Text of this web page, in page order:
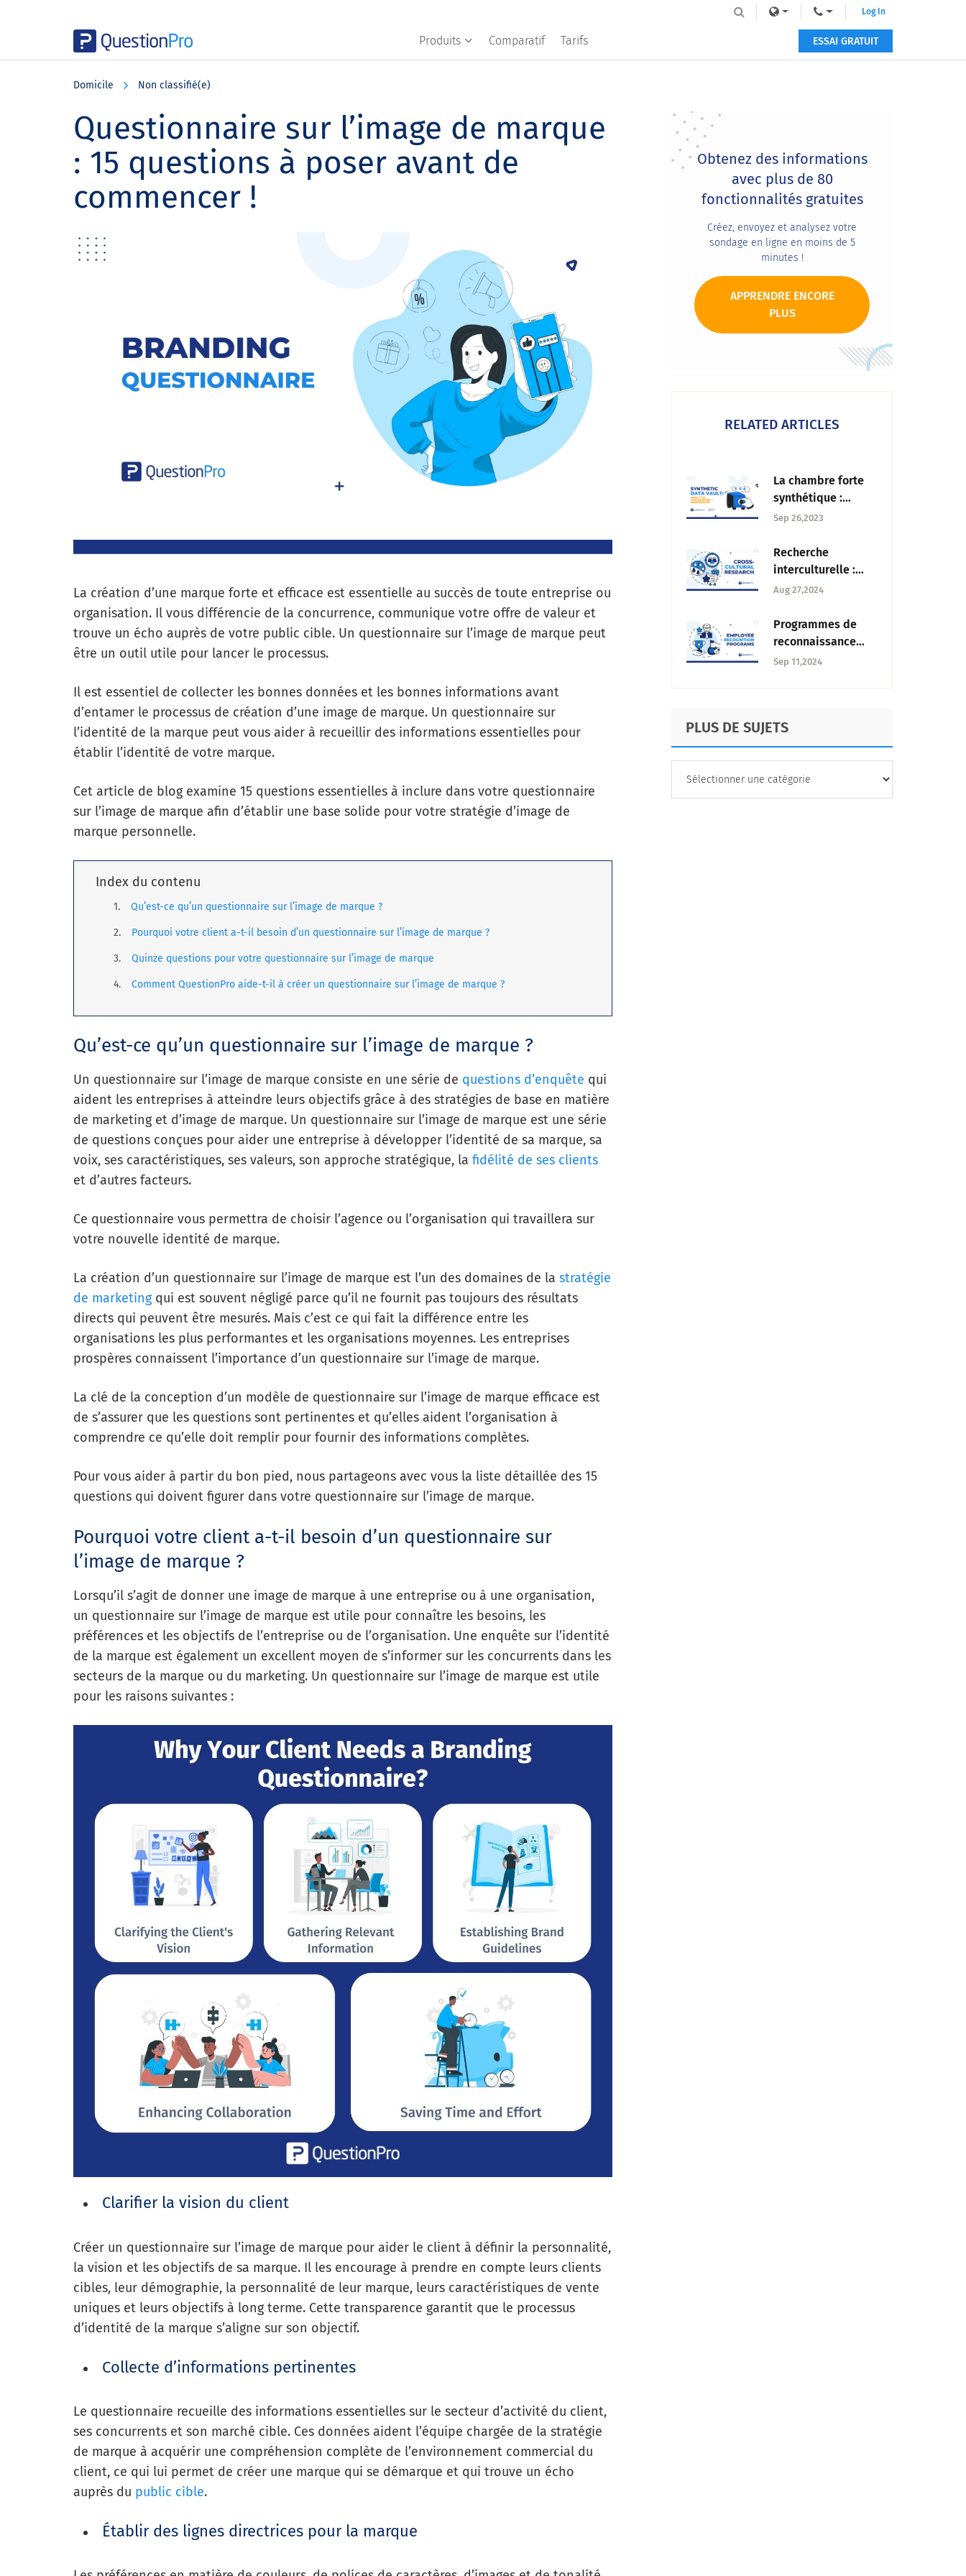
Produits Comparatif Tarifs
Log In
ESSAI GRATUIT
Domicile Non classifié(e)
Questionnaire sur l’image de marque
: 15 questions à poser avant de
commencer !
La création d’une marque forte et efficace est essentielle au succès de toute entreprise ou
organisation. Il vous différencie de la concurrence, communique votre offre de valeur et
trouve un écho auprès de votre public cible. Un questionnaire sur l’image de marque peut
être un outil utile pour lancer le processus.
Il est essentiel de collecter les bonnes données et les bonnes informations avant
d’entamer le processus de création d’une image de marque. Un questionnaire sur
l’identité de la marque peut vous aider à recueillir des informations essentielles pour
établir l’identité de votre marque.
Cet article de blog examine 15 questions essentielles à inclure dans votre questionnaire
sur l’image de marque afin d’établir une base solide pour votre stratégie d’image de
marque personnelle.
Index du contenu
Qu’est-ce qu’un questionnaire sur l’image de marque ?
Pourquoi votre client a-t-il besoin d’un questionnaire sur l’image de marque ?
Quinze questions pour votre questionnaire sur l’image de marque
Comment QuestionPro aide-t-il à créer un questionnaire sur l’image de marque ?
Qu’est-ce qu’un questionnaire sur l’image de marque ?
Un questionnaire sur l’image de marque consiste en une série de questions d’enquête qui
aident les entreprises à atteindre leurs objectifs grâce à des stratégies de base en matière
de marketing et d’image de marque. Un questionnaire sur l’image de marque est une série
de questions conçues pour aider une entreprise à développer l’identité de sa marque, sa
voix, ses caractéristiques, ses valeurs, son approche stratégique, la fidélité de ses clients
et d’autres facteurs.
Ce questionnaire vous permettra de choisir l’agence ou l’organisation qui travaillera sur
votre nouvelle identité de marque.
La création d’un questionnaire sur l’image de marque est l’un des domaines de la stratégie
de marketingqui est souvent négligé parce qu’il ne fournit pas toujours des résultats
directs qui peuvent être mesurés. Mais c’est ce qui fait la différence entre les
organisations les plus performantes et les organisations moyennes. Les entreprises
prospères connaissent l’importance d’un questionnaire sur l’image de marque.
La clé de la conception d’un modèle de questionnaire sur l’image de marque efficace est
de s’assurer que les questions sont pertinentes et qu’elles aident l’organisation à
comprendre ce qu’elle doit remplir pour fournir des informations complètes.
Pour vous aider à partir du bon pied, nous partageons avec vous la liste détaillée des 15
questions qui doivent figurer dans votre questionnaire sur l’image de marque.
Pourquoi votre client a-t-il besoin d’un questionnaire sur
l’image de marque ?
Lorsqu’il s’agit de donner une image de marque à une entreprise ou à une organisation,
un questionnaire sur l’image de marque est utile pour connaître les besoins, les
préférences et les objectifs de l’entreprise ou de l’organisation. Une enquête sur l’identité
de la marque est également un excellent moyen de s’informer sur les concurrents dans les
secteurs de la marque ou du marketing. Un questionnaire sur l’image de marque est utile
pour les raisons suivantes :
Clarifier la vision du client
Créer un questionnaire sur l’image de marque pour aider le client à définir la personnalité,
la vision et les objectifs de sa marque. Il les encourage à prendre en compte leurs clients
cibles, leur démographie, la personnalité de leur marque, leurs caractéristiques de vente
uniques et leurs objectifs à long terme. Cette transparence garantit que le processus
d’identité de la marque s’aligne sur son objectif.
Collecte d’informations pertinentes
Le questionnaire recueille des informations essentielles sur le secteur d’activité du client,
ses concurrents et son marché cible. Ces données aident l’équipe chargée de la stratégie
de marque à acquérir une compréhension complète de l’environnement commercial du
client, ce qui lui permet de créer une marque qui se démarque et qui trouve un écho
auprès du public cible.
Établir des lignes directrices pour la marque
Primary
Sidebar
Obtenez des informations
avec plus de 80
fonctionnalités gratuites
Créez, envoyez et analysez votre
sondage en ligne en moins de 5
minutes !
APPRENDRE ENCORE
PLUS
RELATED ARTICLES
La chambre forte
synthétique :
Qu'est-ce que c'est,
maintenance
Sep 26,2023
Recherche
interculturelle :
Méthodes, défis et
Aug 27,2024
Programmes de
reconnaissance
des employés : Un
Sep 11,2024
PLUS DE SUJETS
SUJETS